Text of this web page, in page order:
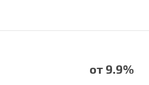
от 9.9%